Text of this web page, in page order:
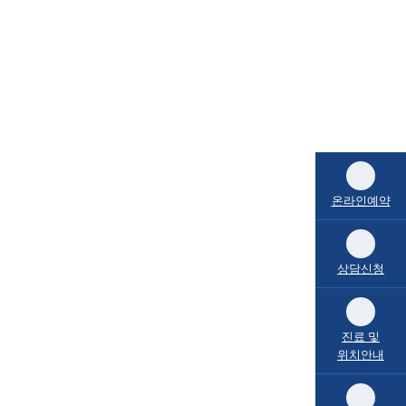
온라인예약
상담신청
진료 및
위치안내